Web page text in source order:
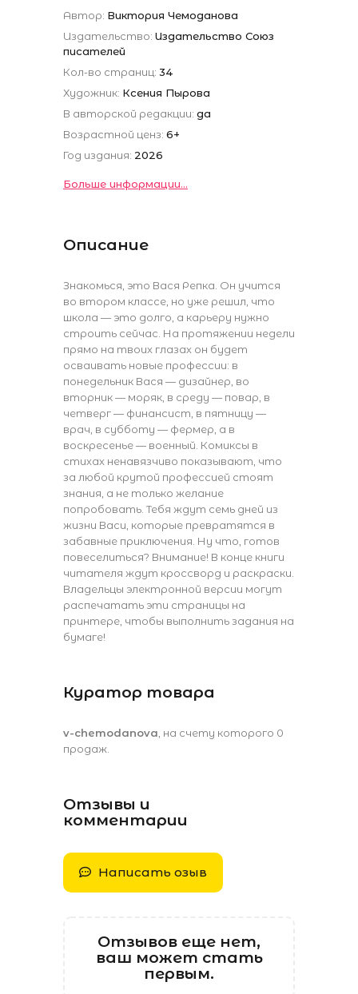
Автор: Виктория Чемоданова
Издательство: Издательство Союз
писателей
Кол-во страниц: 34
Художник: Ксения Пырова
В авторской редакции: да
Возрастной ценз: 6+
Год издания: 2026
Больше информации...
Описание
Знакомься, это Вася Репка. Он учится
во втором классе, но уже решил, что
школа — это долго, а карьеру нужно
строить сейчас. На протяжении недели
прямо на твоих глазах он будет
осваивать новые профессии: в
понедельник Вася — дизайнер, во
вторник — моряк, в среду — повар, в
четверг — финансист, в пятницу —
врач, в субботу — фермер, а в
воскресенье — военный. Комиксы в
стихах ненавязчиво показывают, что
за любой крутой профессией стоят
знания, а не только желание
попробовать. Тебя ждут семь дней из
жизни Васи, которые превратятся в
забавные приключения. Ну что, готов
повеселиться? Внимание! В конце книги
читателя ждут кроссворд и раскраски.
Владельцы электронной версии могут
распечатать эти страницы на
принтере, чтобы выполнить задания на
бумаге!
Куратор товара
v-chemodanova , на счету которого 0
продаж.
Отзывы и
комментарии
Написать озыв
Отзывов еще нет,
ваш может стать
первым.